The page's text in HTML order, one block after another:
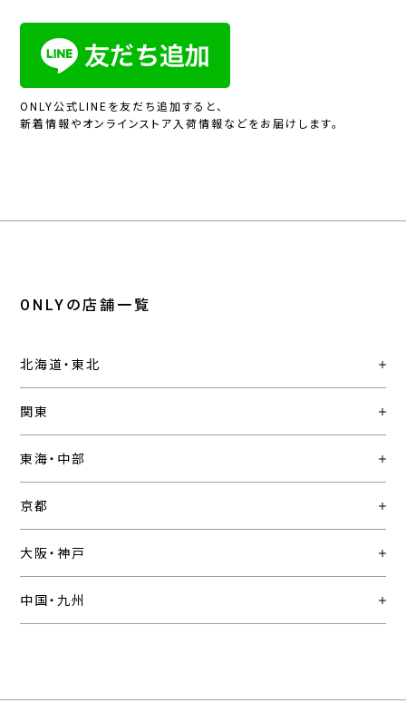
ONLY公式LINEを友だち追加すると、
新着情報やオンラインストア入荷情報などをお届けします。
ONLYの店舗一覧
北海道・東北
関東
東海・中部
京都
大阪・神戸
中国・九州